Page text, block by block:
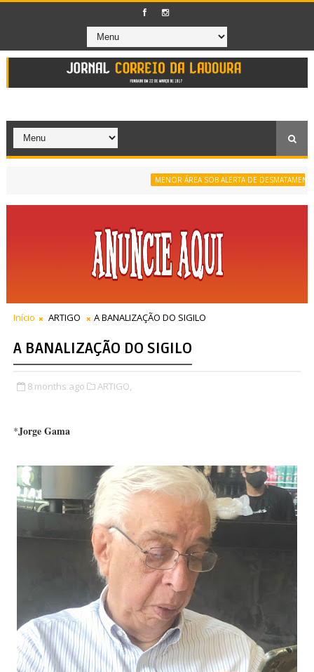
MENOR ÁREA SOB ALERTA DE DESMATAMENTO
Início ARTIGO A BANALIZAÇÃO DO SIGILO
A BANALIZAÇÃO DO SIGILO
8 months ago ARTIGO,
*Jorge Gama